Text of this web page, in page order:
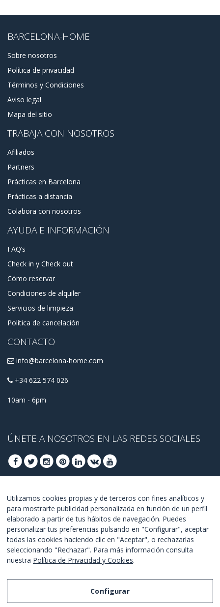
BARCELONA-HOME
Sobre nosotros
Política de privacidad
Términos y Condiciones
Aviso legal
Mapa del sitio
TRABAJA CON NOSOTROS
Afiliados
Partners
Prácticas en Barcelona
Prácticas a distancia
Colabora con nosotros
AYUDA E INFORMACIÓN
FAQ’s
Check in y Check out
Cómo reservar
Condiciones de alquiler
Servicios de limpieza
Política de cancelación
CONTACTO
info@barcelona-home.com
+34 622 574 026
10am - 6pm
ÚNETE A NOSOTROS EN LAS REDES SOCIALES
ÚNETE PARA OBTENER OFERTAS DE ÚLTIMO
MINUTO
UNETE
Estoy de acuerdo con los términos y condiciones
Utilizamos cookies propias y de terceros con fines analíticos y
para mostrarte publicidad personalizada en función de un perfil
elaborado a partir de tus hábitos de navegación. Puedes
personalizar tus preferencias pulsando en "Configurar", aceptar
todas las cookies haciendo clic en "Aceptar", o rechazarlas
seleccionando "Rechazar". Para más información consulta
nuestra Política de Privacidad y Cookies.
Configurar
Aviso Legal